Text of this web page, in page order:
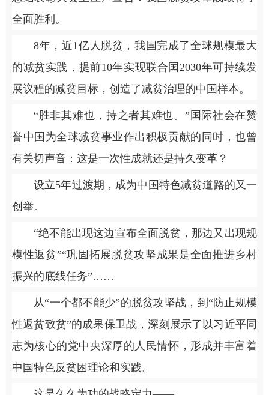
全面胜利。
8年，近1亿人脱贫，我国完成了全球规模最大
的减贫实践，提前10年实现联合国2030年可持续发
展议程的减贫目标，创造了减贫治理的中国样本。
“胜非其难也，持之者其难也。”国际社会在赞
誉中国为全球减贫事业作出积极贡献的同时，也曾
有关切声音：这是一次性成就还是持久变革？
设立5年过渡期，成为中国特色减贫道路的又一
创举。
“绝不能出现这边宣布全面脱贫，那边又出现规
模性返贫”“巩固拓展脱贫攻坚成果是全面推进乡村
振兴的底线任务”……
从“一个都不能少”的脱贫攻坚战，到“防止规模
性返贫致贫”的成果保卫战，深刻展示了以习近平同
志为核心的党中央深厚的人民情怀，形成并丰富着
中国特色反贫困理论和实践。